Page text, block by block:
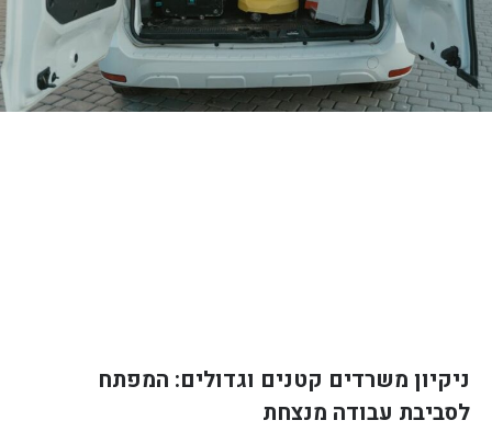
ניקיון משרדים קטנים וגדולים: המפתח
לסביבת עבודה מנצחת